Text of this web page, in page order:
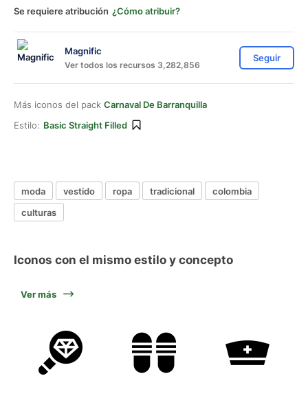
Se requiere atribución ¿Cómo atribuir?
Magnific
Ver todos los recursos 3,282,856
Seguir
Más iconos del pack Carnaval De Barranquilla
Estilo: Basic Straight Filled
moda vestido ropa tradicional
colombia
culturas
Iconos con el mismo estilo y concepto
Ver más